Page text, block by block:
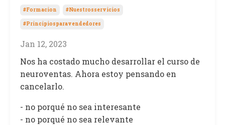
#formacion #nuestrosservicios
#principiosparavendedores
Jan 12, 2023
Nos ha costado mucho desarrollar el curso de
neuroventas. Ahora estoy pensando en
cancelarlo.
- no porqué no sea interesante
- no porqué no sea relevante